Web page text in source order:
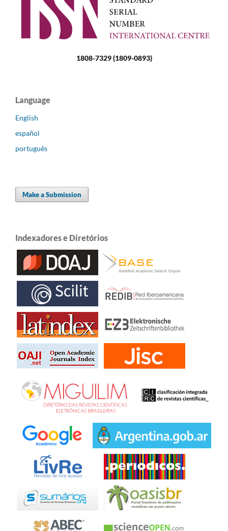
1808-7329 (1809-0893)
Language
English
español
português
Make a Submission
Indexadores e Diretórios